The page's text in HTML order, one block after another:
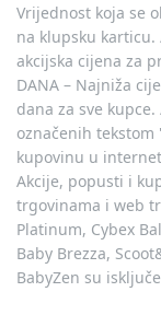
Vrijednost koja se
na klupsku karticu.
akcijska cijena za
DANA – Najniža
dana za sve kupce.
označenih
kupovinu u
Akcije, popusti i
trgovinama i web
Platinum, Cybex
Baby Brezza,
BabyZen su